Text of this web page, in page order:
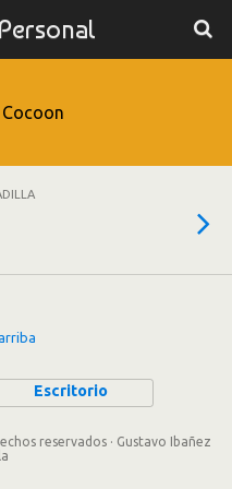
Escritorio
reservados · Gustavo Ibañez